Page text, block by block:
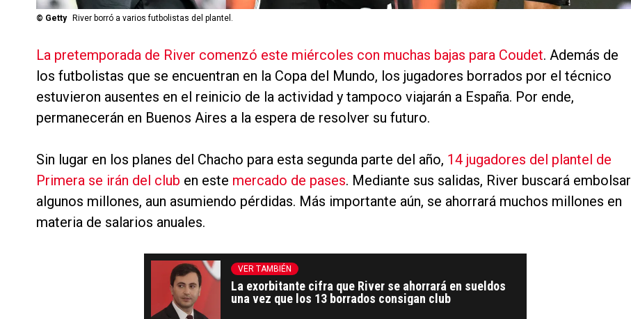
© Getty River borró a varios futbolistas del plantel.
La pretemporada de River comenzó este miércoles con muchas bajas para Coudet. Además de
los futbolistas que se encuentran en la Copa del Mundo, los jugadores borrados por el técnico
estuvieron ausentes en el reinicio de la actividad y tampoco viajarán a España. Por ende,
permanecerán en Buenos Aires a la espera de resolver su futuro.
Sin lugar en los planes del Chacho para esta segunda parte del año, 14 jugadores del plantel de
Primera se irán del club en este mercado de pases. Mediante sus salidas, River buscará embolsar
algunos millones, aun asumiendo pérdidas. Más importante aún, se ahorrará muchos millones en
materia de salarios anuales.
VER TAMBIÉN
La exorbitante cifra que River se ahorrará en sueldos
una vez que los 13 borrados consigan club